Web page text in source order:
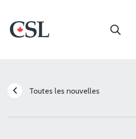
CSL
Toutes les nouvelles